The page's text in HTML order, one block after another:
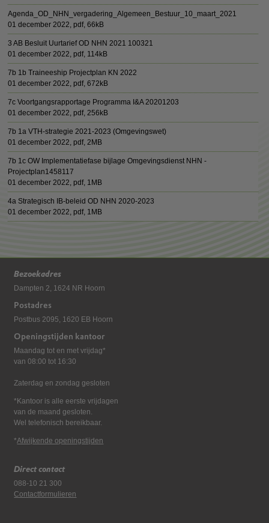
Agenda_OD_NHN_vergadering_Algemeen_Bestuur_10_maart_2021
01 december 2022, pdf, 66kB
3 AB Besluit Uurtarief OD NHN 2021 100321
01 december 2022, pdf, 114kB
7b 1b Traineeship Projectplan KN 2022
01 december 2022, pdf, 672kB
7c Voortgangsrapportage Programma I&A 20201203
01 december 2022, pdf, 256kB
7b 1a VTH-strategie 2021-2023 (Omgevingswet)
01 december 2022, pdf, 2MB
7b 1c OW Implementatiefase bijlage Omgevingsdienst NHN -
Projectplan1458117
01 december 2022, pdf, 1MB
4a Strategisch IB-beleid OD NHN 2020-2023
01 december 2022, pdf, 1MB
Bezoekadres
Dampten 2, 1624 NR Hoorn
Postadres
Postbus 2095, 1620 EB Hoorn
Openingstijden kantoor
Maandag tot en met vrijdag*
van 08:00 tot 16:30
Zaterdag en zondag gesloten
*Kantoor is alle eerste vrijdagen
van de maand gesloten.
Wel telefonisch bereikbaar.
*Afwijkende openingstijden
Direct contact
088-10 21 300
Contactformulieren